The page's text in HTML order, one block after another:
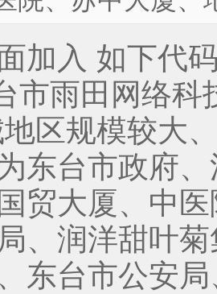
加入 如下代
市雨田网络科
区规模较大
东台市政府
贸大厦、中
、润洋甜叶
东台市公安